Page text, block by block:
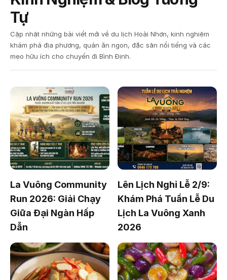
Tự
Cập nhật những bài viết mới về du lịch Hoài Nhơn, kinh nghiệm
khám phá địa phương, quán ăn ngon, đặc sản nổi tiếng và các
mẹo hữu ích cho chuyến đi Bình Định.
La Vuông Community
Run 2026: Giải Chạy
Giữa Đại Ngàn Hấp
Dẫn
Lên Lịch Nghỉ Lễ 2/9:
Khám Phá Tuần Lễ Du
Lịch La Vuông Xanh
2026